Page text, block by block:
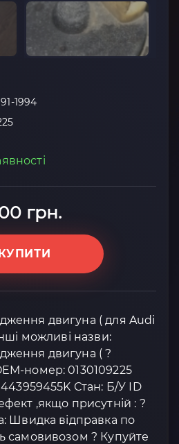
1994
грн.
двигуна ( для Audi
можливі назви:
двигуна ( ?
номер: 0130109225
443959455K Стан: Б/У ID
,якщо присутній : ?
Швидка відправка по
самовивозом ? Купуйте